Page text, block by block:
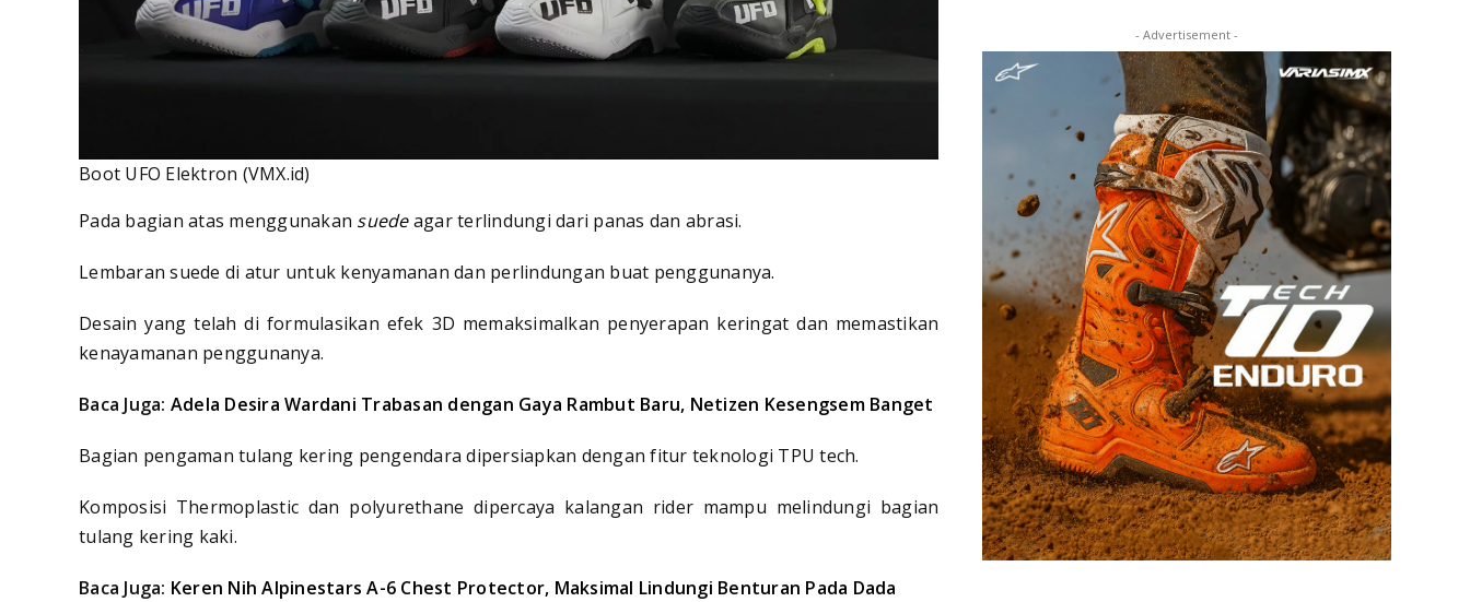
Boot UFO Elektron (VMX.id)
Pada bagian atas menggunakan suedeagar terlindungi dari panas dan abrasi.
Lembaran suede di atur untuk kenyamanan dan perlindungan buat penggunanya.
Desain yang telah di formulasikan efek 3D memaksimalkan penyerapan keringat dan memastikan
kenayamanan penggunanya.
Baca Juga: Adela Desira Wardani Trabasan dengan Gaya Rambut Baru, Netizen Kesengsem Banget
Bagian pengaman tulang kering pengendara dipersiapkan dengan fitur teknologi TPU tech.
Komposisi Thermoplastic dan polyurethane dipercaya kalangan rider mampu melindungi bagian
tulang kering kaki.
Baca Juga: Keren Nih Alpinestars A-6 Chest Protector, Maksimal Lindungi Benturan Pada Dada
- Advertisement -